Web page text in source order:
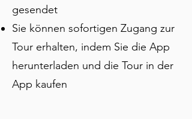
verbindet tausend Jahre Geschichte
auf einer dramatischen Flusshalbinsel,
mit Geschichten von
Wikingerüberfällen, einer Flucht aus
dem Tower of London, vom
Tellerwäscher zum Millionär-Legenden
und Großbritanniens berüchtigtster
gesendet
Sie können sofortigen Zugang zur
Tour erhalten, indem Sie die App
herunterladen und die Tour in der
App kaufen